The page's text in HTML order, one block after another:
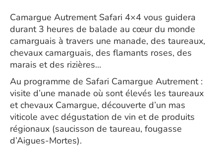
Camargue Autrement Safari 4×4 vous guidera
durant 3 heures de balade au cœur du monde
camarguais à travers une manade, des taureaux,
chevaux camarguais, des flamants roses, des
marais et des rizières…
Au programme de Safari Camargue Autrement :
visite d’une manade où sont élevés les taureaux
et chevaux Camargue, découverte d’un mas
viticole avec dégustation de vin et de produits
régionaux (saucisson de taureau, fougasse
d’Aigues-Mortes).